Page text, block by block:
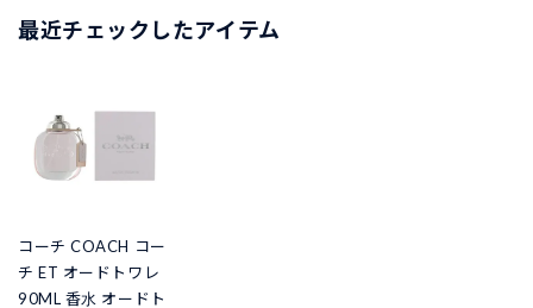
最近チェックしたアイテム
コーチ COACH コー
チ ET オードトワレ
90ML 香水 オードト